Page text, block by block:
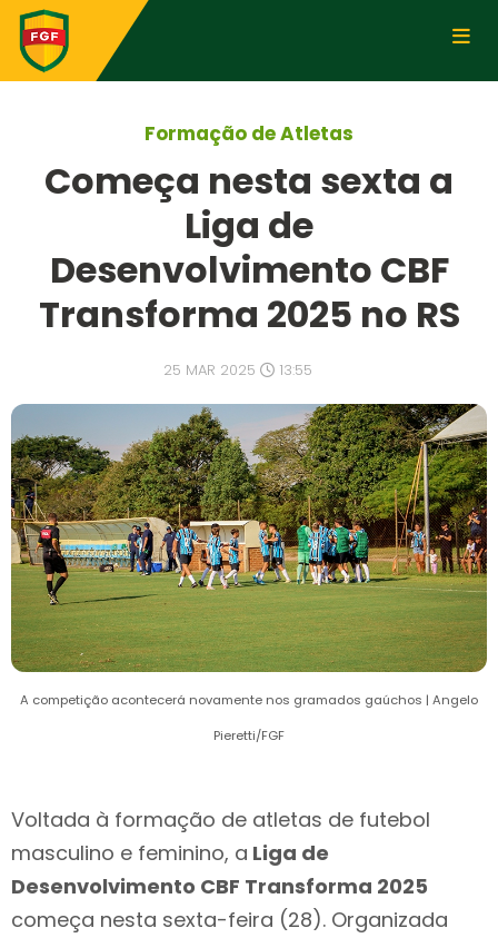
Formação de Atletas
Começa nesta sexta a
Liga de
Desenvolvimento CBF
Transforma 2025 no RS
25 MAR 2025 13:55
A competição acontecerá novamente nos gramados gaúchos | Angelo
Pieretti/FGF
Voltada à formação de atletas de futebol
masculino e feminino, a Liga de
Desenvolvimento CBF Transforma 2025
começa nesta sexta-feira (28). Organizada